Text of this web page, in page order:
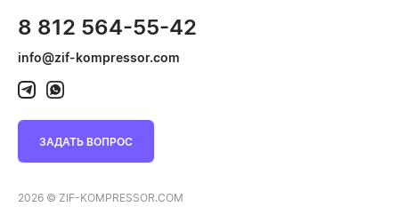
8 812 564-55-42
info@zif-kompressor.com
ЗАДАТЬ ВОПРОС
2026 © ZIF-KOMPRESSOR.COM